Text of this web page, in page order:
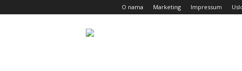
O nama Marketing Impressum